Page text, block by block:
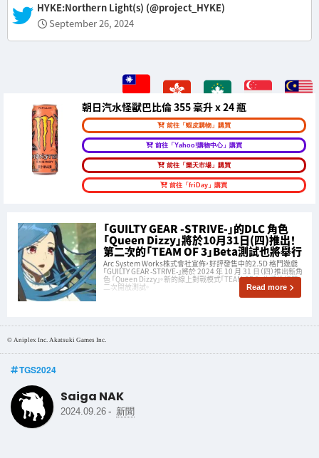
— HYKE:Northern Light(s) (@project_HYKE)
September 26, 2024
朝日汽水怪獸巴比倫 355 毫升 x 24 瓶
前往「蝦皮購物」購買
前往「Yahoo!購物中心」購買
前往「樂天市場」購買
前往「friDay」購買
「GUILTY GEAR -STRIVE-」的DLC 角色
「Queen Dizzy」將於10月31日(四)推出！
第二次的「TEAM OF 3」Beta測試也將舉行
Arc System Works株式會社宣佈，好評發售中的2.5D 格鬥遊戲
「GUILTY GEAR -STRIVE-」將於 2024 年 10 月 31 日（四）推出新角
色 「Queen Dizzy」。新的線上對戰模式「TEAM OF 3」也將進行第
二次開放測試。 Read more
© Aniplex Inc. Akatsuki Games Inc.
TGS2024
Saiga NAK
2024.09.26 - 新聞